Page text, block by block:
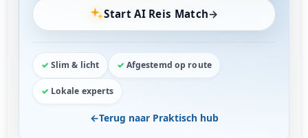
Start AI Reis Match→
Slim & licht Afgestemd op route
Lokale experts
←Terug naar Praktisch hub